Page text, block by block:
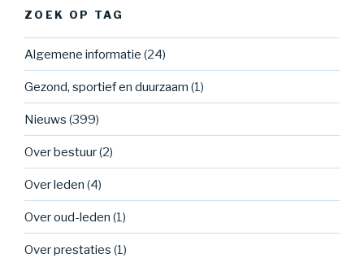
ZOEK OP TAG
Algemene informatie (24)
Gezond, sportief en duurzaam (1)
Nieuws (399)
Over bestuur(2)
Over leden (4)
Over oud-leden (1)
Over prestaties (1)